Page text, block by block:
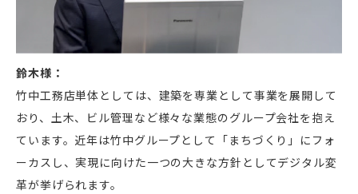
鈴木様：
竹中工務店単体としては、建築を専業として事業を展開して
おり、土木、ビル管理など様々な業態のグループ会社を抱え
ています。近年は竹中グループとして「まちづくり」にフォ
ーカスし、実現に向けた一つの大きな方針としてデジタル変
革が挙げられます。